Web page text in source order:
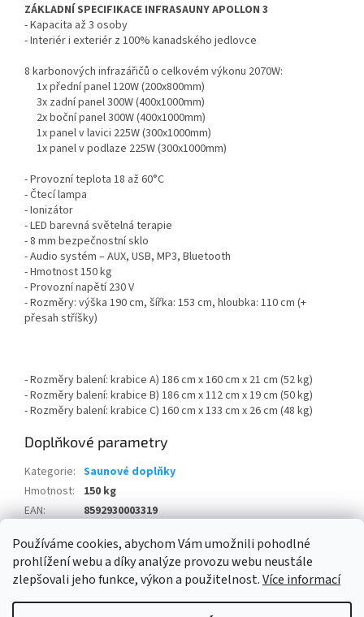
Používáme cookies, abychom Vám umožnili pohodlné
prohlížení webu a díky analýze provozu webu neustále
zlepšovali jeho funkce, výkon a použitelnost.Více informací
ZÁKLADNÍ SPECIFIKACE INFRASAUNY APOLLON 3
- Kapacita až 3 osoby
- Interiér i exteriér z 100% kanadského jedlovce
8 karbonových infrazářičů o celkovém výkonu 2070W:
1x přední panel 120W (200x800mm)
3x zadní panel 300W (400x1000mm)
2x boční panel 300W (400x1000mm)
1x panel v lavici 225W (300x1000mm)
1x panel v podlaze 225W (300x1000mm)
- Provozní teplota 18 až 60°C
- Čtecí lampa
- Ionizátor
- LED barevná světelná terapie
- 8 mm bezpečnostní sklo
- Audio systém – AUX, USB, MP3, Bluetooth
- Hmotnost 150 kg
- Provozní napětí 230 V
- Rozměry: výška 190 cm, šířka: 153 cm, hloubka: 110 cm (+
přesah stříšky)
- Rozměry balení: krabice A) 186 cm x 160 cm x 21 cm (52 kg)
- Rozměry balení: krabice B) 186 cm x 112 cm x 19 cm (50 kg)
- Rozměry balení: krabice C) 160 cm x 133 cm x 26 cm (48 kg)
Doplňkové parametry
Kategorie: Saunové doplňky
Hmotnost:
150 kg
EAN:
8592930003319